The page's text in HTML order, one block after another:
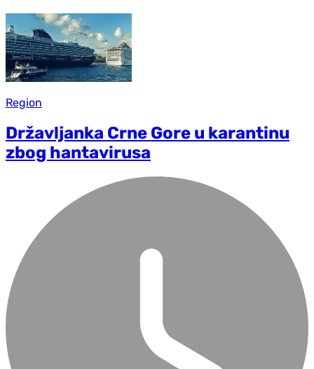
Region
Državljanka Crne Gore u karantinu
zbog hantavirusa